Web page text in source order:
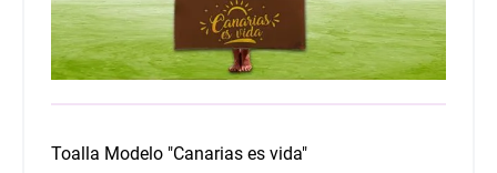
Toalla Modelo "Canarias es vida"